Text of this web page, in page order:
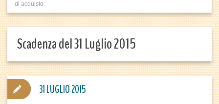
di acquisto
Scadenza del 31 Luglio 2015
31 LUGLIO 2015